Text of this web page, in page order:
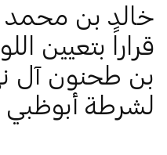
خالد بن محمد
قراراً بتعيين
بن طحنون آل
لشرطة أبوظبي